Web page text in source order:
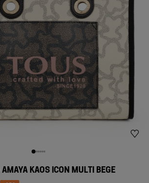
KAOS ICON MULTI BEGE